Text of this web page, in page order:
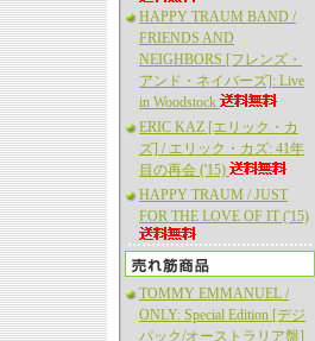
HAPPY TRAUM BAND /
FRIENDS AND
NEIGHBORS [フレンズ・
アンド・ネイバーズ]: Live
in Woodstock
ERIC KAZ [エリック・カ
ズ] / エリック・カズ: 41年
目の再会 ('15)
HAPPY TRAUM / JUST
FOR THE LOVE OF IT ('15)
TOMMY EMMANUEL /
ONLY: Special Edition [デジ
パック/オーストラリア盤]